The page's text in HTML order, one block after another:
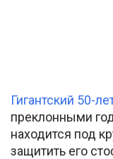
Гигантский 50-
преклонными
находится под
защитить его